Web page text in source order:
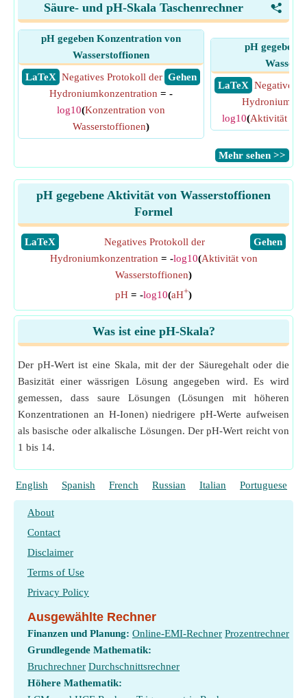
<
Säure- und pH-Skala Taschenrechner
pH gegeben Konzentration von
Wasserstoffionen
​ LaTeX
​ Gehen
Negatives Protokoll der
Hydroniumkonzentration = -
log10(Konzentration von
Wasserstoffionen)
pH
​ LaTeX Negatives
log10(Aktivität von
​Mehr sehen >>
pH gegebene Aktivität von Wasserstoffionen
Formel
​LaTeX ​Gehen
Negatives Protokoll der
Hydroniumkonzentration = -log10(Aktivität von
Wasserstoffionen)
pH = -log10(aH+)
Was ist eine pH-Skala?
Der pH-Wert ist eine Skala, mit der der Säuregehalt oder die
Basizität einer wässrigen Lösung angegeben wird. Es wird
gemessen, dass saure Lösungen (Lösungen mit höheren
Konzentrationen an H-Ionen) niedrigere pH-Werte aufweisen
als basische oder alkalische Lösungen. Der pH-Wert reicht von
1 bis 14.
English Spanish French Russian Italian Portuguese
About
Contact
Disclaimer
Terms of Use
Privacy Policy
Ausgewählte Rechner
Finanzen und Planung: Online-EMI-Rechner Prozentrechner
Grundlegende Mathematik:
Bruchrechner Durchschnittsrechner
Höhere Mathematik: